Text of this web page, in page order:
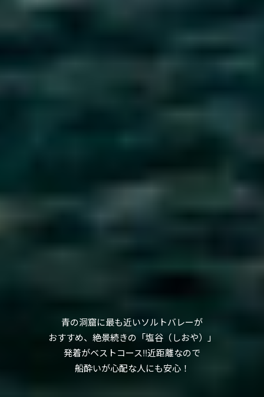
青の洞窟に最も近いソルトバレーが
おすすめ、 絶景続きの「塩谷（しおや）」
発着がベストコース!!近距離なので
船酔いが心配な人にも安心！